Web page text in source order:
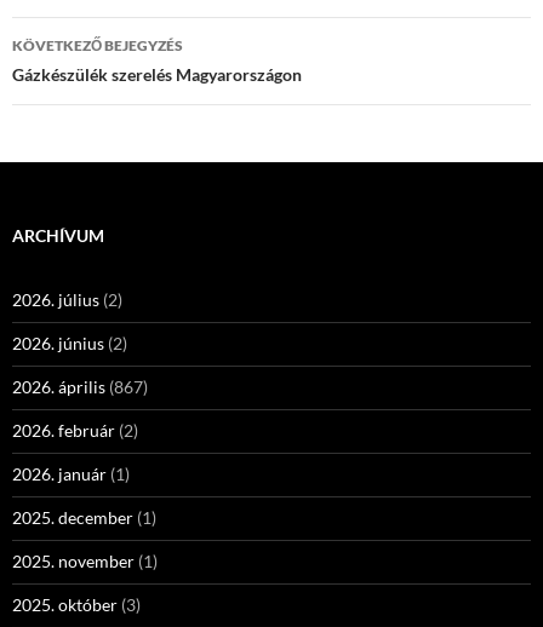
KÖVETKEZŐ BEJEGYZÉS
Gázkészülék szerelés Magyarországon
ARCHÍVUM
2026. július (2)
2026. június (2)
2026. április (867)
2026. február (2)
2026. január (1)
2025. december (1)
2025. november (1)
2025. október (3)